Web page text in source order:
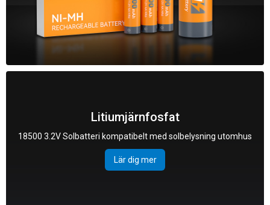
Litiumjärnfosfat
18500 3.2V Solbatteri kompatibelt med solbelysning utomhus
Lär dig mer